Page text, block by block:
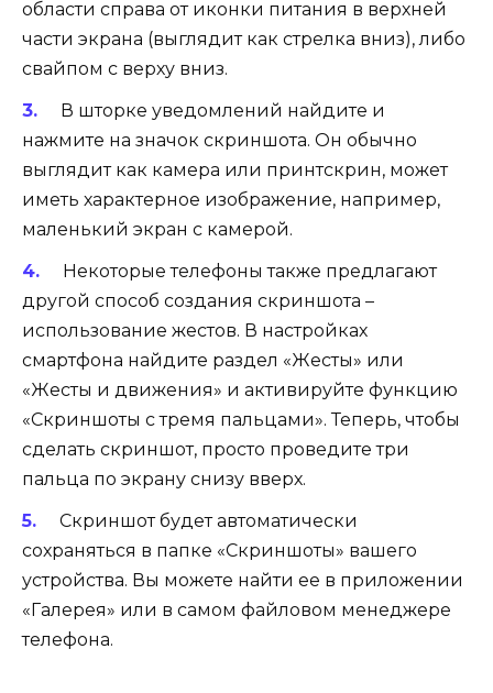
области справа от иконки питания в верхней
части экрана (выглядит как стрелка вниз), либо
свайпом с верху вниз.
В шторке уведомлений найдите и
нажмите на значок скриншота. Он обычно
выглядит как камера или принтскрин, может
иметь характерное изображение, например,
маленький экран с камерой.
Некоторые телефоны также предлагают
другой способ создания скриншота –
использование жестов. В настройках
смартфона найдите раздел «Жесты» или
«Жесты и движения» и активируйте функцию
«Скриншоты с тремя пальцами». Теперь, чтобы
сделать скриншот, просто проведите три
пальца по экрану снизу вверх.
Скриншот будет автоматически
сохраняться в папке «Скриншоты» вашего
устройства. Вы можете найти ее в приложении
«Галерея» или в самом файловом менеджере
телефона.